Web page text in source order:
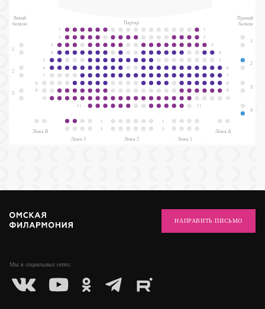
Левый
балкон
Партер
Правый
балкон
1
2
3
1
2
3
4
1
2
3
4
5
6
7
8
9
10
11
1
2
3
4
5
6
7
8
9
10
11
Ложа В
Ложа 3
Ложа 2 Ложа 1
Ложа А
1
2
1
2
Мы в социальных сетях:
НАПРАВИТЬ ПИСЬМО